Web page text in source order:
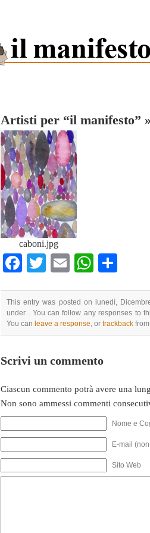
Artisti per “il manifesto” »
caboni.jpg
Facebook
TwitterEmail
This entry was posted on lunedì,
under . You can follow any responses to
You can leave a response, or trackback
Scrivi un commento
Ciascun commento potrà avere una
Non sono ammessi commenti
Nome e
E-mail
Sito Web